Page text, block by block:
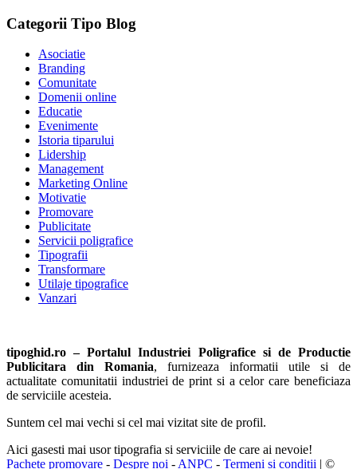
Categorii Tipo Blog
Asociatie
Branding
Comunitate
Domenii online
Educatie
Evenimente
Istoria tiparului
Lidership
Management
Marketing Online
Motivatie
Promovare
Publicitate
Servicii poligrafice
Tipografii
Transformare
Utilaje tipografice
Vanzari
tipoghid.ro – Portalul Industriei Poligrafice si de Productie
Publicitara din Romania, furnizeaza informatii utile si de
actualitate comunitatii industriei de print si a celor care beneficiaza
de serviciile acesteia.
Suntem cel mai vechi si cel mai vizitat site de profil.
Aici gasesti mai usor tipografia si serviciile de care ai nevoie!
Pachete promovare - Despre noi - ANPC - Termeni si conditii | ©